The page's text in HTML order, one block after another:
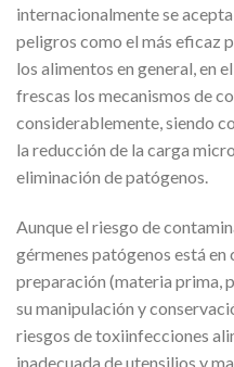
internacionalmente se
peligros como el más eficaz
los alimentos en general, en
frescas los mecanismos de
considerablemente, siendo
la reducción de la carga
eliminación de patógenos.
Aunque el riesgo de
gérmenes patógenos está en
preparación (materia prima,
su manipulación y
riesgos de toxiinfecciones
inadecuada de utensilios y